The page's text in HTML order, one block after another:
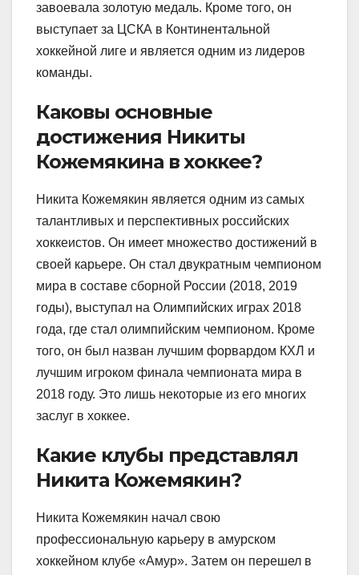
завоевала золотую медаль. Кроме того, он
выступает за ЦСКА в Континентальной
хоккейной лиге и является одним из лидеров
команды.
Каковы основные
достижения Никиты
Кожемякина в хоккее?
Никита Кожемякин является одним из самых
талантливых и перспективных российских
хоккеистов. Он имеет множество достижений в
своей карьере. Он стал двукратным чемпионом
мира в составе сборной России (2018, 2019
годы), выступал на Олимпийских играх 2018
года, где стал олимпийским чемпионом. Кроме
того, он был назван лучшим форвардом КХЛ и
лучшим игроком финала чемпионата мира в
2018 году. Это лишь некоторые из его многих
заслуг в хоккее.
Какие клубы представлял
Никита Кожемякин?
Никита Кожемякин начал свою
профессиональную карьеру в амурском
хоккейном клубе «Амур». Затем он перешел в